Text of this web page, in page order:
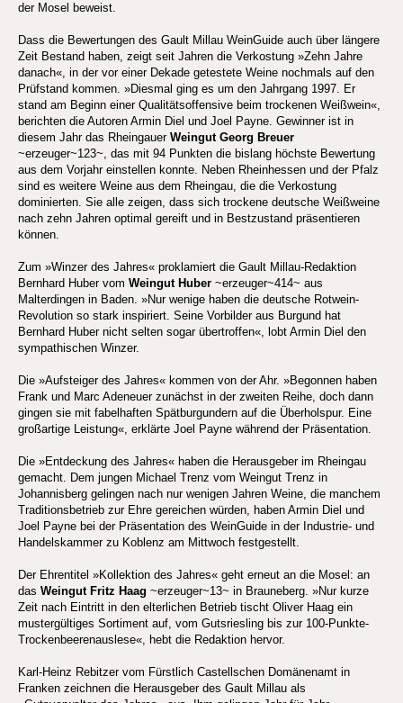
der Mosel beweist.
Dass die Bewertungen des Gault Millau WeinGuide auch über längere
Zeit Bestand haben, zeigt seit Jahren die Verkostung »Zehn Jahre
danach«, in der vor einer Dekade getestete Weine nochmals auf den
Prüfstand kommen. »Diesmal ging es um den Jahrgang 1997. Er
stand am Beginn einer Qualitätsoffensive beim trockenen Weißwein«,
berichten die Autoren Armin Diel und Joel Payne. Gewinner ist in
diesem Jahr das Rheingauer Weingut Georg Breuer
~erzeuger~123~, das mit 94 Punkten die bislang höchste Bewertung
aus dem Vorjahr einstellen konnte. Neben Rheinhessen und der Pfalz
sind es weitere Weine aus dem Rheingau, die die Verkostung
dominierten. Sie alle zeigen, dass sich trockene deutsche Weißweine
nach zehn Jahren optimal gereift und in Bestzustand präsentieren
können.
Zum »Winzer des Jahres« proklamiert die Gault Millau-Redaktion
Bernhard Huber vom Weingut Huber ~erzeuger~414~ aus
Malterdingen in Baden. »Nur wenige haben die deutsche Rotwein-
Revolution so stark inspiriert. Seine Vorbilder aus Burgund hat
Bernhard Huber nicht selten sogar übertroffen«, lobt Armin Diel den
sympathischen Winzer.
Die »Aufsteiger des Jahres« kommen von der Ahr. »Begonnen haben
Frank und Marc Adeneuer zunächst in der zweiten Reihe, doch dann
gingen sie mit fabelhaften Spätburgundern auf die Überholspur. Eine
großartige Leistung«, erklärte Joel Payne während der Präsentation.
Die »Entdeckung des Jahres« haben die Herausgeber im Rheingau
gemacht. Dem jungen Michael Trenz vom Weingut Trenz in
Johannisberg gelingen nach nur wenigen Jahren Weine, die manchem
Traditionsbetrieb zur Ehre gereichen würden, haben Armin Diel und
Joel Payne bei der Präsentation des WeinGuide in der Industrie- und
Handelskammer zu Koblenz am Mittwoch festgestellt.
Der Ehrentitel »Kollektion des Jahres« geht erneut an die Mosel: an
das Weingut Fritz Haag ~erzeuger~13~ in Brauneberg. »Nur kurze
Zeit nach Eintritt in den elterlichen Betrieb tischt Oliver Haag ein
mustergültiges Sortiment auf, vom Gutsriesling bis zur 100-Punkte-
Trockenbeerenauslese«, hebt die Redaktion hervor.
Karl-Heinz Rebitzer vom Fürstlich Castellschen Domänenamt in
Franken zeichnen die Herausgeber des Gault Millau als